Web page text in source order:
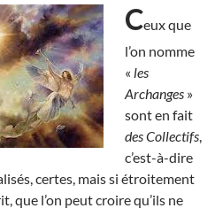
Ceux que
l’on nomme
« les
Archanges »
sont en fait
des Collectifs
c’est-à-dire
certes, mais si étroitement
que l’on peut croire qu’ils ne